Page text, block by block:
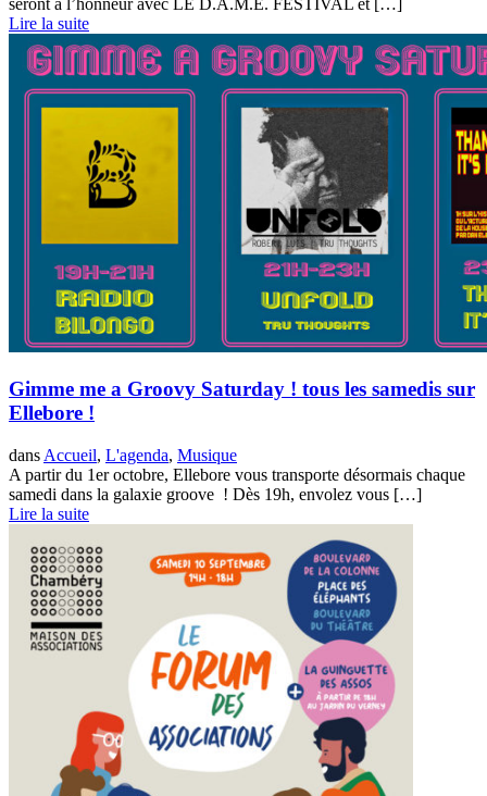
seront à l’honneur avec LE D.A.M.E. FESTIVAL et […]
Lire la suite
Gimme me a Groovy Saturday ! tous les samedis sur
Ellebore !
dans Accueil, L'agenda, Musique
A partir du 1er octobre, Ellebore vous transporte désormais chaque
samedi dans la galaxie groove ! Dès 19h, envolez vous […]
Lire la suite